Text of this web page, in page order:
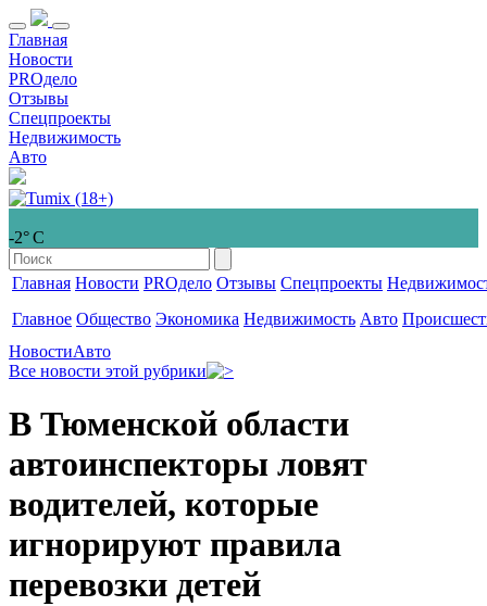
Главная
Новости
PROдело
Отзывы
Спецпроекты
Недвижимость
Авто
-2° С
Главная Новости PROдело Отзывы Спецпроекты
Главное Общество Экономика Недвижимость Авто
НовостиАвто
Все новости этой рубрики
В Тюменской области
автоинспекторы ловят
водителей, которые
игнорируют правила
перевозки детей